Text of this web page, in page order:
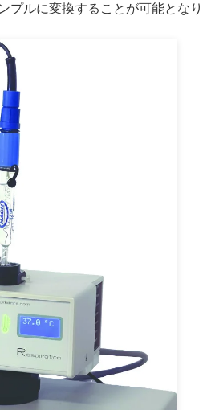
ルに変換することが可能となり